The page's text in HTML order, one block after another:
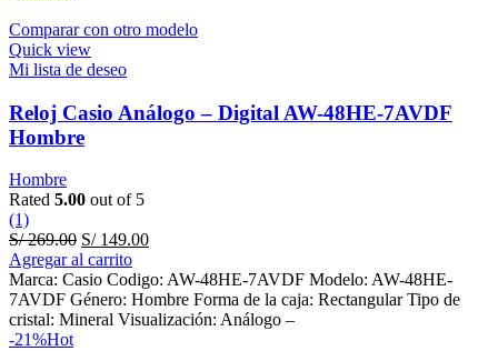
Comparar con otro modelo
Quick view
Mi lista de deseo
Reloj Casio Análogo – Digital AW-48HE-7AVDF
Hombre
Hombre
Rated 5.00 out of 5
(1)
S/269.00 Original
price
was:
S/ 269.00.
S/149.00Current
is:
S/ 149.00.
Agregar al carrito
Marca: Casio Codigo: AW-48HE-7AVDF Modelo: AW-48HE-
7AVDF Género: Hombre Forma de la caja: Rectangular Tipo de
cristal: Mineral Visualización: Análogo –
-21%Hot